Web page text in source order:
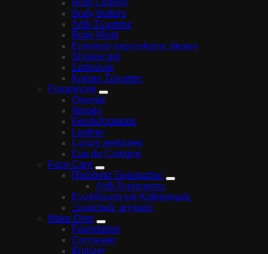
Body Lotions
Body Butters
Λάδι Σώματος
Body Mists
Εργαλεία περιποίησης άκρων
Shower gel
Σαπούνια
Κρέμες Σώματος
Fragrances
Oriental
Woody
Fresh/Aromatic
Leather
Luxury perfumes
Eau de Cologne
Face Care
Προϊόντα Ξυρίσματος
Λάδι ξυρίσματος
Ενυδάτωση και Καθαρισμός
Ξυριστικές μηχανές
Make Over
Foundation
Concealer
Bronzer